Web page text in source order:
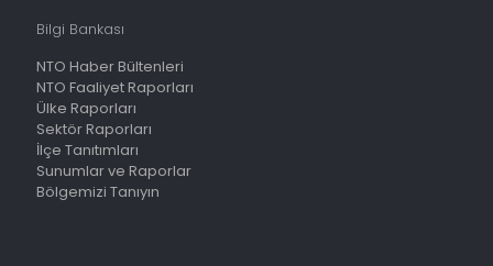
Bilgi Bankası
NTO Haber Bültenleri
NTO Faaliyet Raporları
Ülke Raporları
Sektör Raporları
İlçe Tanıtımları
Sunumlar ve Raporlar
Bölgemizi Tanıyın